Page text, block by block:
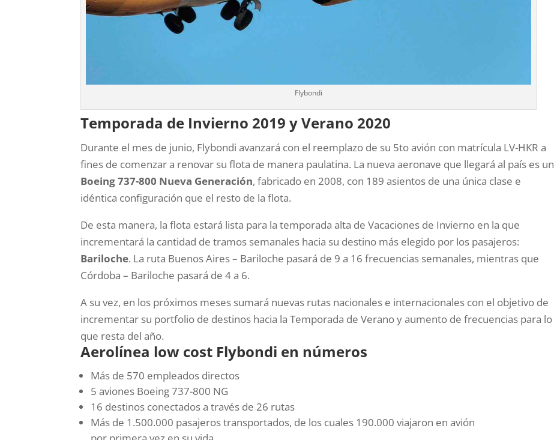
Flybondi
Temporada de Invierno 2019 y Verano 2020
Durante el mes de junio, Flybondi avanzará con el reemplazo de su 5to avión con matrícula LV-HKR a
fines de comenzar a renovar su flota de manera paulatina. La nueva aeronave que llegará al país es un
Boeing 737-800 Nueva Generación, fabricado en 2008, con 189 asientos de una única clase e
idéntica configuración que el resto de la flota.
De esta manera, la flota estará lista para la temporada alta de Vacaciones de Invierno en la que
incrementará la cantidad de tramos semanales hacia su destino más elegido por los pasajeros:
Bariloche. La ruta Buenos Aires – Bariloche pasará de 9 a 16 frecuencias semanales, mientras que
Córdoba – Bariloche pasará de 4 a 6.
A su vez, en los próximos meses sumará nuevas rutas nacionales e internacionales con el objetivo de
incrementar su portfolio de destinos hacia la Temporada de Verano y aumento de frecuencias para lo
que resta del año.
Aerolínea low cost Flybondi en números
Más de 570 empleados directos
5 aviones Boeing 737-800 NG
16 destinos conectados a través de 26 rutas
Más de 1.500.000 pasajeros transportados, de los cuales 190.000 viajaron en avión